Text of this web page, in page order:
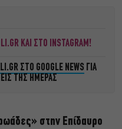
ΚΑΙ ΣΤΟ INSTAGRAM!
ΣΤΟ GOOGLE NEWS ΓΙΑ
ΤΗΣ ΗΜΕΡΑΣ
στην Επίδαυρο